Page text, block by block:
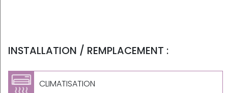
INSTALLATION / REMPLACEMENT :
CLIMATISATION